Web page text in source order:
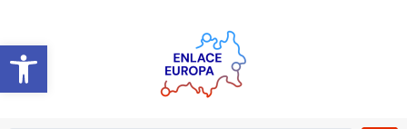
Abrir barra de herramientas